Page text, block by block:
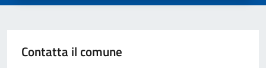
Contatta il comune